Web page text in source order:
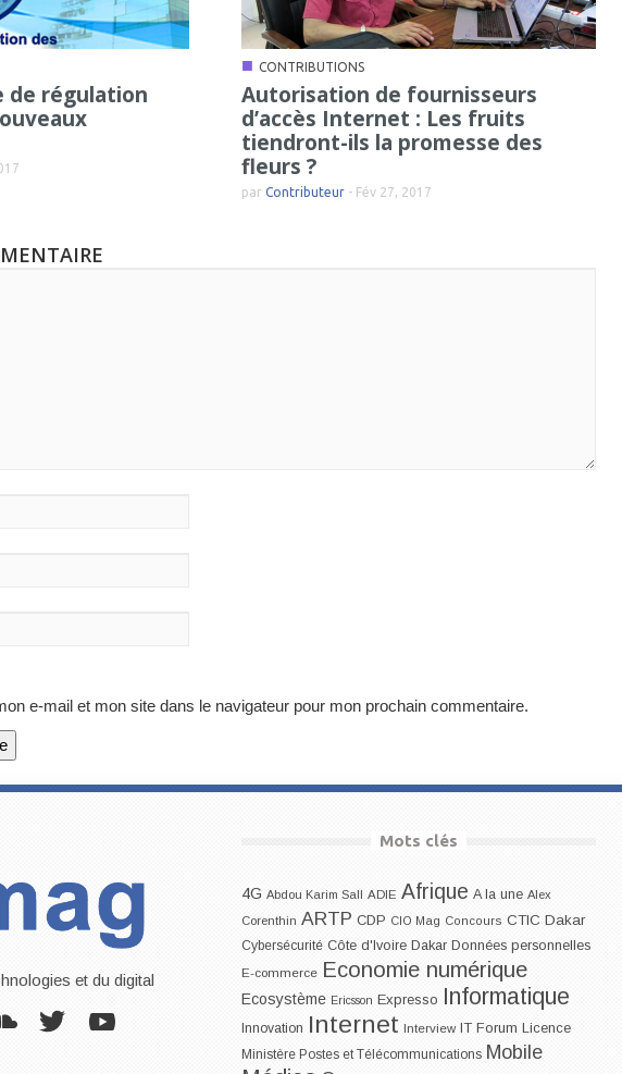
de régulation
■ CONTRIBUTIONS
Autorisation de fournisseurs
d’accès Internet : Les fruits
tiendront-ils la promesse des
fleurs ?
par Contributeur- Fév 27, 2017
e-mail et mon site dans le navigateur pour mon prochain commentaire.
et du digital
Mots clés
4G Abdou Karim Sall ADIE Afrique A la une Alex
Corenthin ARTP CDP CIO Mag Concours CTIC Dakar
Cybersécurité Côte d'Ivoire Dakar Données personnelles
E-commerce Economie numérique
Ecosystème Ericsson Expresso Informatique
Innovation Internet Interview IT Forum Licence
Ministère Postes et Télécommunications Mobile